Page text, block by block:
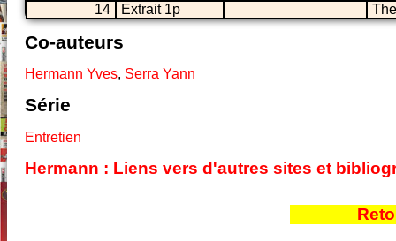
14
Extrait 1p
Co-auteurs
Hermann Yves, Serra Yann
Série
Entretien
Hermann : Liens vers d'autres sites et